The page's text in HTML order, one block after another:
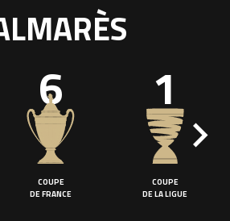
6
COUPE
DE FRANCE
1
COUPE
DE LA LIGUE